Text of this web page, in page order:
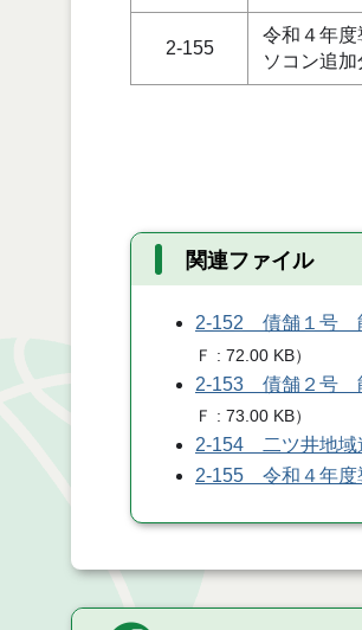
2-155
令和４年
ソコン追
関連ファイル
2-152 債舗１号
Ｆ
72.00 KB）
2-153 債舗２号
Ｆ
73.00 KB）
2-154 二ツ井地域
2-155 令和４年度